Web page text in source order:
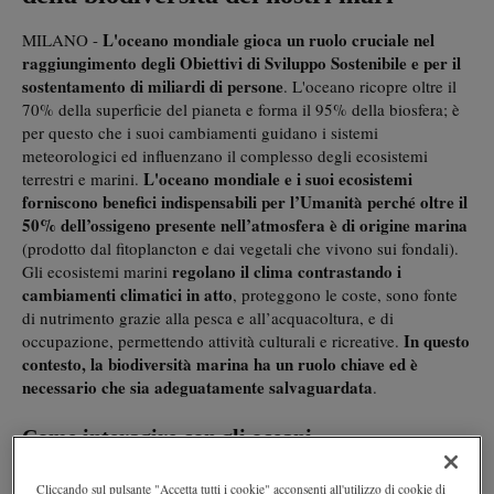
MILANO - L'oceano mondiale gioca un ruolo cruciale nel
raggiungimento degli Obiettivi di Sviluppo Sostenibile e per il
sostentamento di miliardi di persone. L'oceano ricopre oltre il
70% della superficie del pianeta e forma il 95% della biosfera; è
per questo che i suoi cambiamenti guidano i sistemi
meteorologici ed influenzano il complesso degli ecosistemi
terrestri e marini. L'oceano mondiale e i suoi ecosistemi
forniscono benefici indispensabili per l’Umanità perché oltre il
50% dell’ossigeno presente nell’atmosfera è di origine marina
(prodotto dal fitoplancton e dai vegetali che vivono sui fondali).
Gli ecosistemi marini regolano il clima contrastando i
cambiamenti climatici in atto, proteggono le coste, sono fonte
di nutrimento grazie alla pesca e all’acquacoltura, e di
occupazione, permettendo attività culturali e ricreative. In questo
contesto, la biodiversità marina ha un ruolo chiave ed è
necessario che sia adeguatamente salvaguardata.
Come interagire con gli oceani
A livello mondiale è ormai chiaro che l’Umanità deve cambiare il
Cliccando sul pulsante "Accetta tutti i cookie" acconsenti all'utilizzo di cookie di